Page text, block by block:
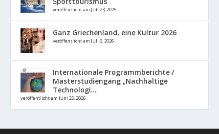
veröffentlicht am Juli 23, 2026
Ganz Griechenland, eine Kultur 2026
veröffentlicht am Juli 6, 2026
Internationale Programmberichte /
Masterstudiengang „Nachhaltige
Technologi...
veröffentlicht am Juni 25, 2026